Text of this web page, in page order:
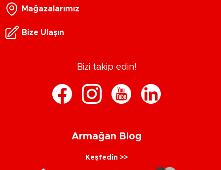
Mağazalarımız
Bize Ulaşın
Bizi takip edin!
Armağan Blog
Keşfedin >>